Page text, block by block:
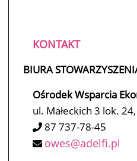
KONTAKT
BIURA
Ośrodek Wsparcia
ul. Małeckich 3 lok.
87 737-78-45
owes@adelfi.pl